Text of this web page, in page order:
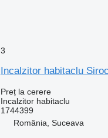
3
Incalzitor habitaclu
Preț la cerere
Incalzitor habitaclu
1744399
România, Suceava